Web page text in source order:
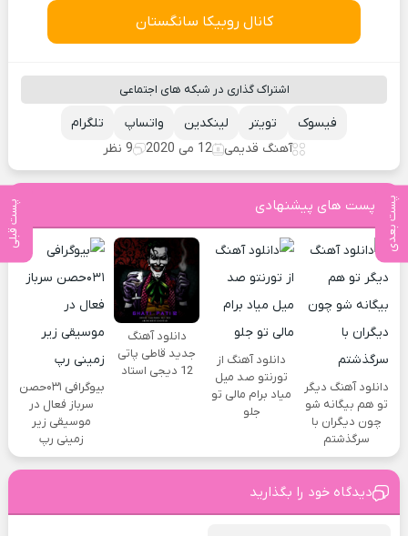
پست بعدی پست قبلی
کانال روبیکا سانگستان
اشتراک گذاری در شبکه های اجتماعی
تلگرام واتساپ لینکدین تویتر
فیسوک
آهنگ قدیمی
12 می 2020 9 نظر
پست های پیشنهادی
دانلود آهنگ دیگر
تو هم بیگانه شو
چون دیگران با
سرگذشتم
دانلود آهنگ از
تورنتو صد میل
میاد برام مالی تو
جلو
دانلود آهنگ
جدید قاطی پاتی
12 دیجی استاد
بیوگرافی ۰۳۱حصن
سرباز فعال در
موسیقی زیر
زمینی رپ
دیدگاه خود را بگذارید